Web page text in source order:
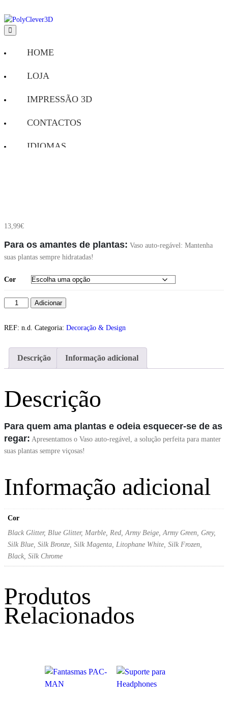
HOME
LOJA
IMPRESSÃO 3D
CONTACTOS
IDIOMAS
Vaso de Plantas Auto-regável
13,99€
Para os amantes de plantas: Vaso auto-regável: Mantenha
suas plantas sempre hidratadas!
Cor
Adicionar
REF: n.d. Categoria: Decoração & Design
Descrição Informação adicional
Descrição
Para quem ama plantas e odeia esquecer-se de as
regar: Apresentamos o Vaso auto-regável, a solução perfeita para manter
suas plantas sempre viçosas!
Informação adicional
Cor
Black Glitter, Blue Glitter, Marble, Red, Army Beige, Army Green, Grey,
Silk Blue, Silk Bronze, Silk Magenta, Litophane White, Silk Frozen,
Black, Silk Chrome
Produtos
Relacionados